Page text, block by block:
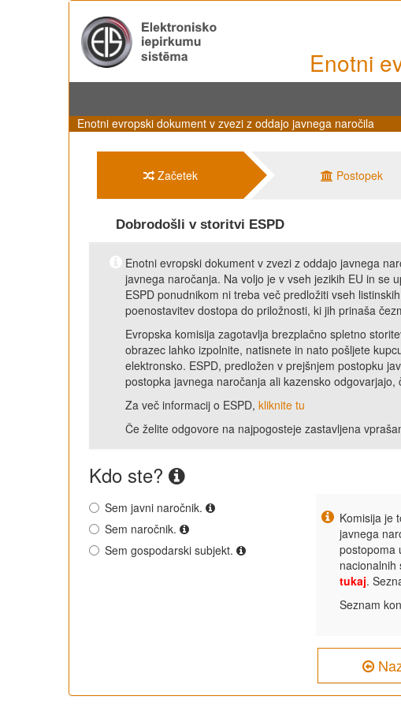
Enotni
Enotni evropski dokument v zvezi z oddajo javnega naročila
Začetek Postopek
Dobrodošli v storitvi ESPD
Enotni evropski dokument v zvezi z oddajo javnega
javnega naročanja. Na voljo je v vseh jezikih EU in se
ESPD ponudnikom ni treba več predložiti vseh
poenostavitev dostopa do priložnosti, ki jih prinaša
Evropska komisija zagotavlja brezplačno spletno
obrazec lahko izpolnite, natisnete in nato pošljete
elektronsko. ESPD, predložen v prejšnjem postopku
postopka javnega naročanja ali kazensko
Za več informacij o ESPD, kliknite tu
Če želite odgovore na najpogosteje zastavljena
Kdo ste?
Sem javni naročnik.
Sem naročnik.
Sem gospodarski subjekt.
Komisija je
javnega
postopoma
nacionalnih
tukaj.
Seznam